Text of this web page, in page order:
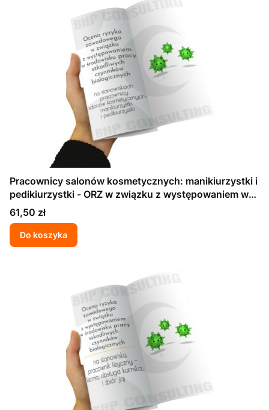
Pracownicy salonów kosmetycznych: manikiurzystki i
pedikiurzystki - ORZ w związku z występowaniem w
środowisku pracy szkodliwych czynników
biologicznych
Cena
61,50 zł
Do koszyka